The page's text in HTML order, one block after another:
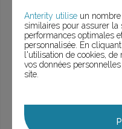
> Voir la
> Voir la
Anterity utilise un
similaires pour assurer la
performances optimales
personnalisée. En
l'utilisation de cookies,
vos données
site.